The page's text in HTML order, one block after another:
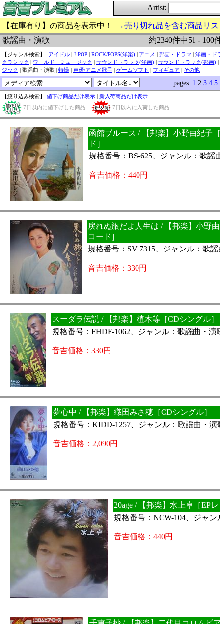
Artist:
【在庫有り】の商品を表示中！
→売り切れ品を含む商品リ
歌謡曲・演歌
約2340件中51 - 100
【ジャンル検索】 アイドル | J-POP | ROCK/POPS(洋楽) | アニメ | 邦画・ドラマ | 洋画・ド
クラシック | ワールド・ミュージック | サウンドトラック(洋画) | サウンドトラック(邦画) |
ジック | 歌謡曲・演歌 | 特撮 | 声優/アニメ歌手 | ゲームソフト | フィギュア | その他
pages: 1 2 3 4 5
【絞り込み検索】 値下げ商品だけ表示 | 新入荷商品だけ表示
7日以内に値下げした商品
7日以内に入荷した商品
函館ブルース / 【邦楽】小野由紀子
ド］
規格番号：BS-625、ジャンル：歌謡
音吉価格：440円
戻れぬ旅だよ人生は / 【邦楽】小野
コード］
規格番号：SV-7315、ジャンル：歌
音吉価格：330円
スーダラ伝説 / 【邦楽】植木等［CDシングル］
規格番号：FHDF-1062、ジャンル：歌謡曲・演
音吉価格：330円
夢心中 / 【邦楽】織田みさ穂［CDシングル］
規格番号：KIDD-1257、ジャンル：歌謡曲・演
音吉価格：2,090円
20age / 【邦楽】水上卓［EP
規格番号：NCW-104、ジャ
音吉価格：440円